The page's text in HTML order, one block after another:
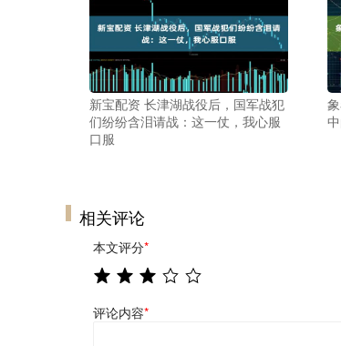
新宝配资 长津湖战役后，国军战犯
们纷纷含泪请战：这一仗，我心服
口服
相关评论
本文评分*
评论内容*